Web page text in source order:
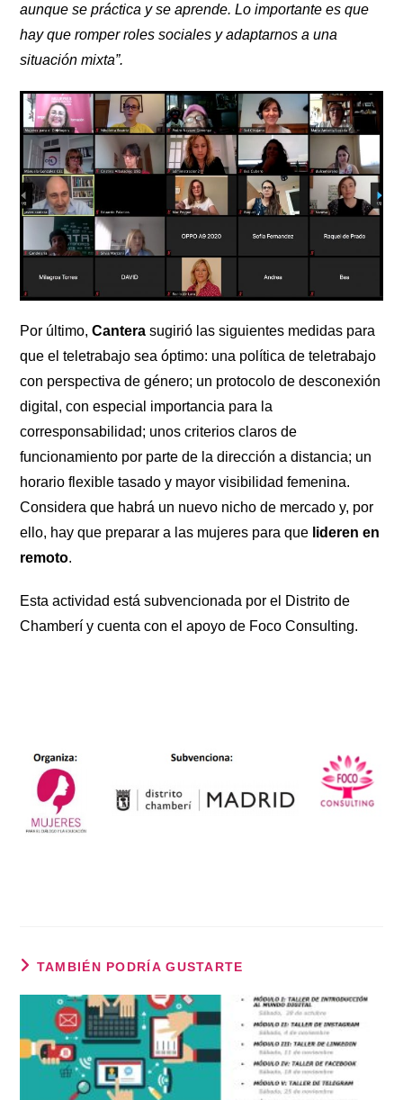
aunque se práctica y se aprende. Lo importante es que
hay que romper roles sociales y adaptarnos a una
situación mixta”.
Por último,Cantera sugirió las siguientes medidas para
que el teletrabajo sea óptimo: una política de teletrabajo
con perspectiva de género; un protocolo de desconexión
digital, con especial importancia para la
corresponsabilidad; unos criterios claros de
funcionamiento por parte de la dirección a distancia; un
horario flexible tasado y mayor visibilidad femenina.
Considera que habrá un nuevo nicho de mercado y, por
ello, hay que preparar a las mujeres para que lideren en
remoto.
Esta actividad está subvencionada por el Distrito de
Chamberí y cuenta con el apoyo de Foco Consulting.
TAMBIÉN PODRÍA GUSTARTE